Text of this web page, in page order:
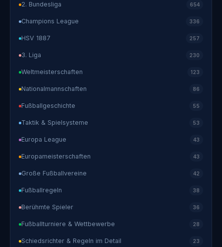
2. Bundesliga 654
Champions League 336
HSV 1887 257
3. Liga 230
Weltmeisterschaften 123
Nationalmannschaften 86
Fußballgeschichte 55
Taktik & Spielsysteme 53
Europa League 43
Europameisterschaften 43
Große Fußballvereine 42
Fußballregeln 38
Berühmte Spieler 36
Fußballturniere & Wettbewerbe 28
Schiedsrichter & Regeln im Detail 23